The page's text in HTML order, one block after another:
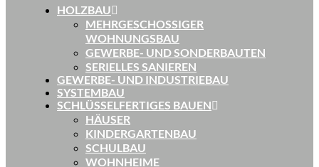
HOLZBAU
MEHRGESCHOSSIGER
WOHNUNGSBAU
GEWERBE- UND SONDERBAUTEN
SERIELLES SANIEREN
GEWERBE- UND INDUSTRIEBAU
SYSTEMBAU
SCHLÜSSELFERTIGES BAUEN
HÄUSER
KINDERGARTENBAU
SCHULBAU
WOHNHEIME